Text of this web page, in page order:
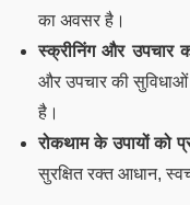
का अवसर है।
स्क्रीनिंग और उपचार
और उपचार की सुविधाओं
है।
रोकथाम के उपायों को
सुरक्षित रक्त आधान,